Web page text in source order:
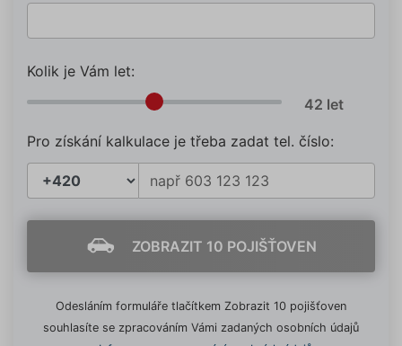
Kolik je Vám let:
Pro získání kalkulace je třeba zadat tel. číslo:
ZOBRAZIT 10 POJIŠŤOVEN
Odesláním formuláře tlačítkem Zobrazit 10 pojišťoven
souhlasíte se zpracováním Vámi zadaných osobních údajů